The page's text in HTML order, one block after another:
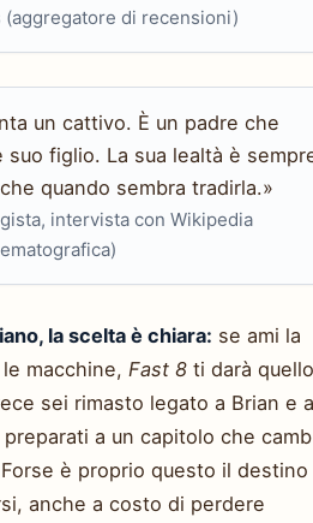
(aggregatore di recensioni)
un cattivo. È un padre che
suo figlio. La sua lealtà è
quando sembra tradirla.»
intervista con Wikipedia
la scelta è chiara: se ami la
macchine, Fast 8 ti darà quello
sei rimasto legato a Brian e
a un capitolo che
è proprio questo il destino
anche a costo di perdere